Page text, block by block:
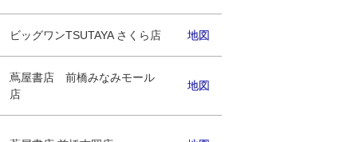
ビッグワンTSUTAYA さくら店 地図
蔦屋書店 前橋みなみモール
店
地図